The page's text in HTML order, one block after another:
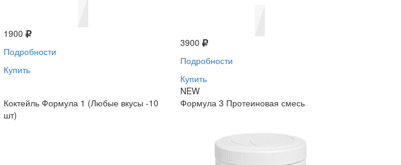
1900
Подробности
Купить
3900
Подробности
Купить
NEW
Коктейль Формула 1 (Любые вкусы -10
шт)
Формула 3 Протеиновая смесь